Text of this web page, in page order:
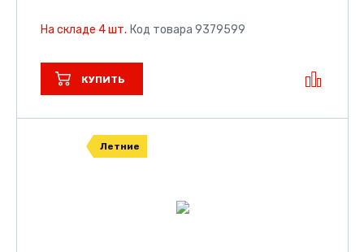
На складе 4 шт. Код товара 9379599
КУПИТЬ
Летние